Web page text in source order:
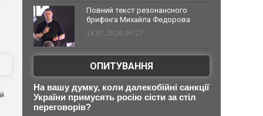
Повний текст резонансного
брифінга Михайла Федорова
18.07.2026 09:27
ОПИТУВАННЯ
На вашу думку, коли далекобійні санкції
України примусять росію сісти за стіл
переговорів?